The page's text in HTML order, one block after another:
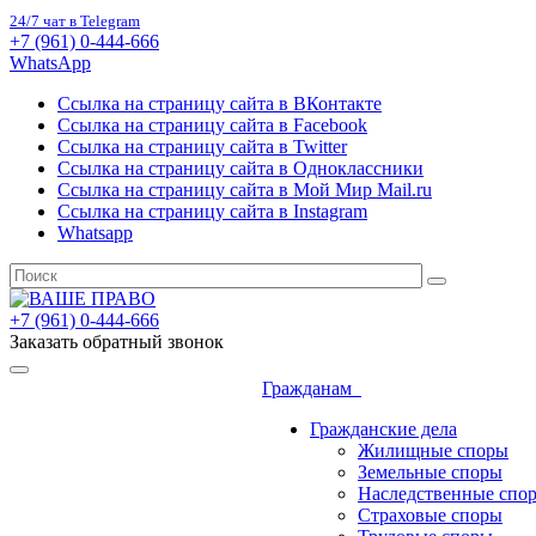
24/7 чат в Telegram
+7 (961) 0-444-666
WhatsApp
Ссылка на страницу сайта в ВКонтакте
Ссылка на страницу сайта в Facebook
Ссылка на страницу сайта в Twitter
Ссылка на страницу сайта в Одноклассники
Ссылка на страницу сайта в Мой Мир Mail.ru
Ссылка на страницу сайта в Instagram
Whatsapp
+7 (961) 0-444-666
Заказать обратный звонок
Гражданам
Гражданские дела
Жилищные споры
Земельные споры
Наследственные
Страховые споры